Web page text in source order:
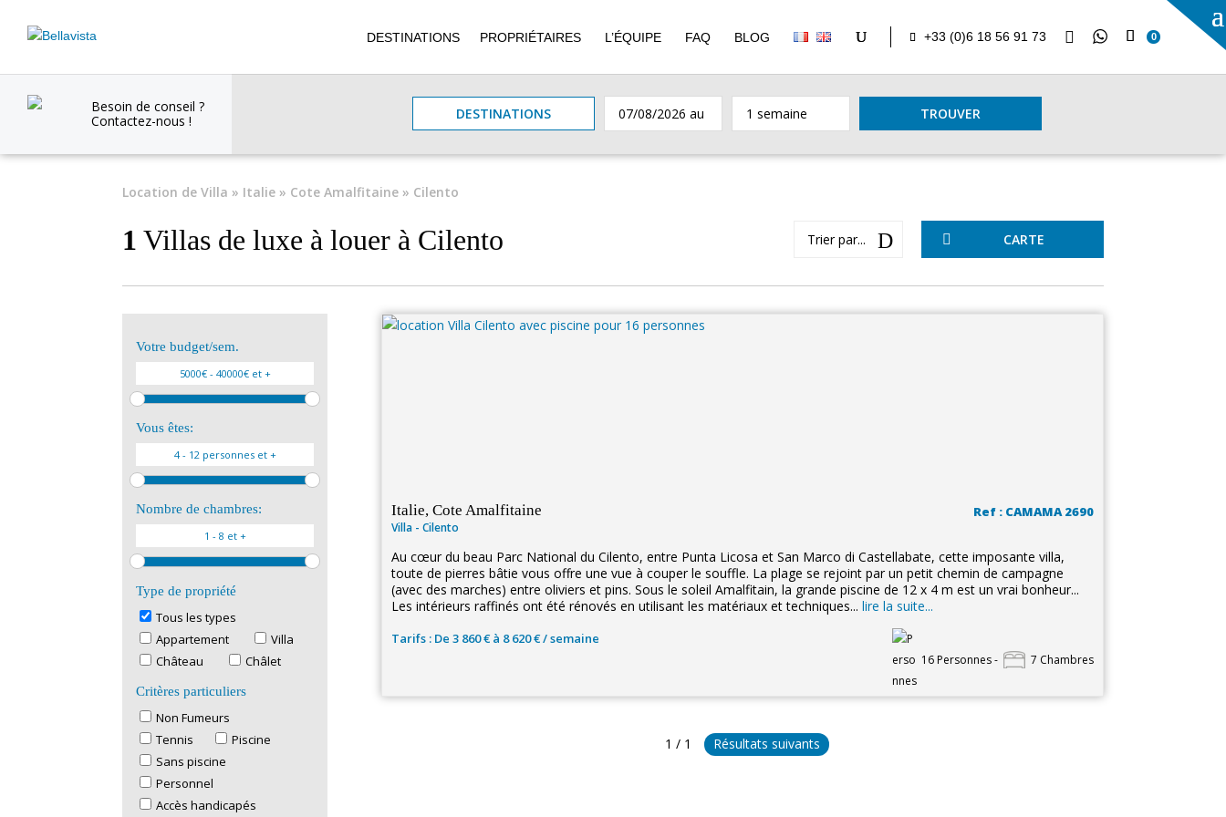
DESTINATIONS PROPRIÉTAIRES L’ÉQUIPE FAQ BLOG +33 (0)6 18 56 91 73  0
Besoin de conseil ?
Contactez-nous !
DESTINATIONS TROUVER
Location de Villa » Italie » Cote Amalfitaine » Cilento
1 Villas de luxe à louer à Cilento Trier par... D  CARTE
Votre budget/sem.
Vous êtes:
Nombre de chambres:
Type de propriété
Tous les types
Appartement
Villa
Château
Châlet
Critères particuliers
Non Fumeurs
Tennis
Piscine
Sans piscine
Personnel
Accès handicapés
Italie, Cote Amalfitaine
Villa - Cilento
Ref : CAMAMA 2690
Au cœur du beau Parc National du Cilento, entre Punta Licosa et San Marco di Castellabate, cette imposante villa,
toute de pierres bâtie vous offre une vue à couper le souffle. La plage se rejoint par un petit chemin de campagne
(avec des marches) entre oliviers et pins. Sous le soleil Amalfitain, la grande piscine de 12 x 4 m est un vrai bonheur...
Les intérieurs raffinés ont été rénovés en utilisant les matériaux et techniques... lire la suite...
Tarifs : De 3 860 € à 8 620 € / semaine
16 Personnes - 7 Chambres
1 / 1 Résultats suivants